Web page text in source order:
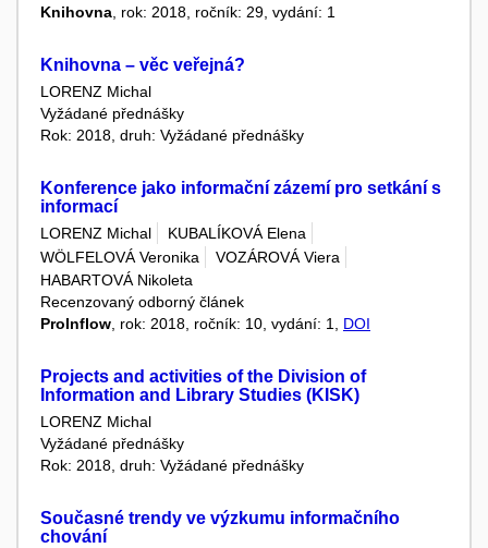
Knihovna , rok: 2018, ročník: 29, vydání: 1
Knihovna – věc veřejná?
LORENZ Michal
Vyžádané přednášky
Rok: 2018, druh: Vyžádané přednášky
Konference jako informační zázemí pro setkání s
informací
LORENZ Michal
KUBALÍKOVÁ Elena
WÖLFELOVÁ Veronika
VOZÁROVÁ Viera
HABARTOVÁ Nikoleta
Recenzovaný odborný článek
ProInflow , rok: 2018, ročník: 10, vydání: 1, DOI
Projects and activities of the Division of
Information and Library Studies (KISK)
LORENZ Michal
Vyžádané přednášky
Rok: 2018, druh: Vyžádané přednášky
Současné trendy ve výzkumu informačního
chování